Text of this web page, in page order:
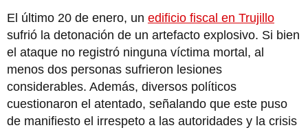
El último 20 de enero, un edificio fiscal en Trujillo
sufrió la detonación de un artefacto explosivo. Si bien
el ataque no registró ninguna víctima mortal, al
menos dos personas sufrieron lesiones
considerables. Además, diversos políticos
cuestionaron el atentado, señalando que este puso
de manifiesto el irrespeto a las autoridades y la crisis